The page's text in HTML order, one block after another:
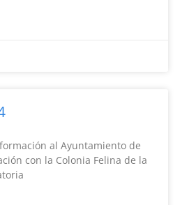
al Ayuntamiento de
con la Colonia Felina de la